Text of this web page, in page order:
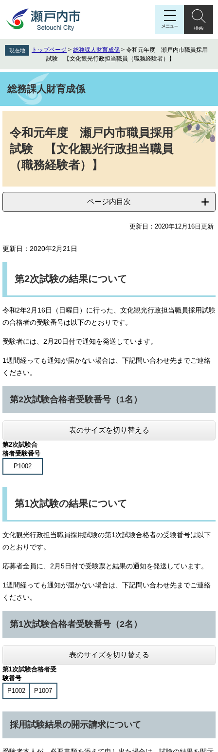
先
頭
を
飛
文
現在地 トップページ > 総務課人財育成係 > 令和元年度 瀬戸内市職員採用
試験 【文化観光行政担当職員（職務経験者）】
総務課人財育成係
令和元年度 瀬戸内市職員採用
試験 【文化観光行政担当職員
（職務経験者）】
ページ内目次
更新日：2020年12月16日更新
更新日：2020年2月21日
第2次試験の結果について
令和2年2月16日（日曜日）に行った、文化観光行政担当職員採用試験
の合格者の受験番号は以下のとおりです。
受験者には、2月20日付で通知を発送しています。
1週間経っても通知が届かない場合は、下記問い合わせ先までご連絡
ください。
第2次試験合格者受験番号（1名）
表のサイズを切り替える
第2次試験合
格者受験番号
P1002
第1次試験の結果について
文化観光行政担当職員採用試験の第1次試験合格者の受験番号は以下
のとおりです。
応募者全員に、2月5日付で受験票と結果の通知を発送しています。
1週間経っても通知が届かない場合は、下記問い合わせ先までご連絡
ください。
第1次試験合格者受験番号（2名）
表のサイズを切り替える
第1次試験合格者受
験番号
P1002
P1007
採用試験結果の開示請求について